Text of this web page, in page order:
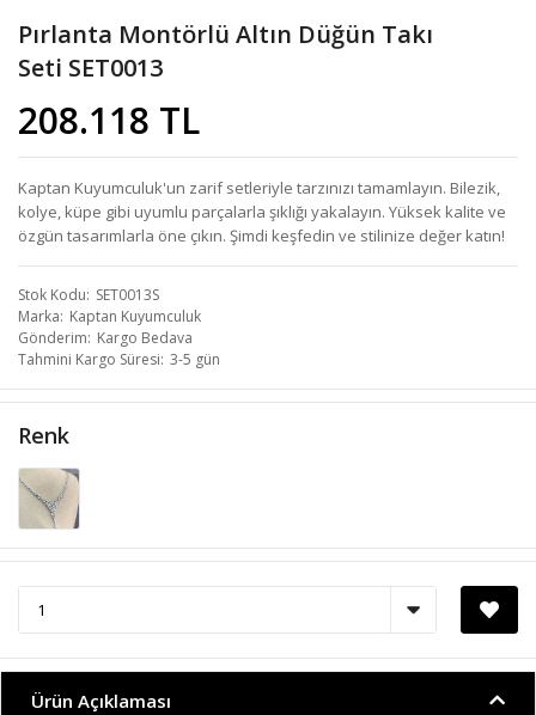
Pırlanta Montörlü Altın Düğün Takı
Seti SET0013
208.118 TL
Kaptan Kuyumculuk'un zarif setleriyle tarzınızı tamamlayın. Bilezik,
kolye, küpe gibi uyumlu parçalarla şıklığı yakalayın. Yüksek kalite ve
özgün tasarımlarla öne çıkın. Şimdi keşfedin ve stilinize değer katın!
Stok Kodu SET0013S
Marka Kaptan Kuyumculuk
Gönderim Kargo Bedava
Tahmini Kargo Süresi 3-5 gün
Renk
Ürün Açıklaması